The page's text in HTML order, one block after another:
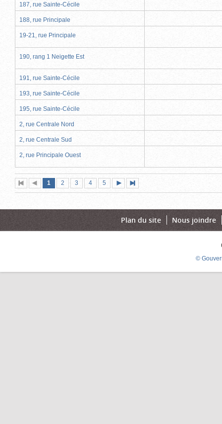
187, rue Sainte-Cécile
188, rue Principale
19-21, rue Principale
190, rang 1 Neigette Est
191, rue Sainte-Cécile
193, rue Sainte-Cécile
195, rue Sainte-Cécile
2, rue Centrale Nord
2, rue Centrale Sud
2, rue Principale Ouest
Première
page
Page
précédente
Page
1 (page
actuelle)
Page
2 Page
3 Page
4 Page
5
suivante
page
Plan du site Nous joindre
©